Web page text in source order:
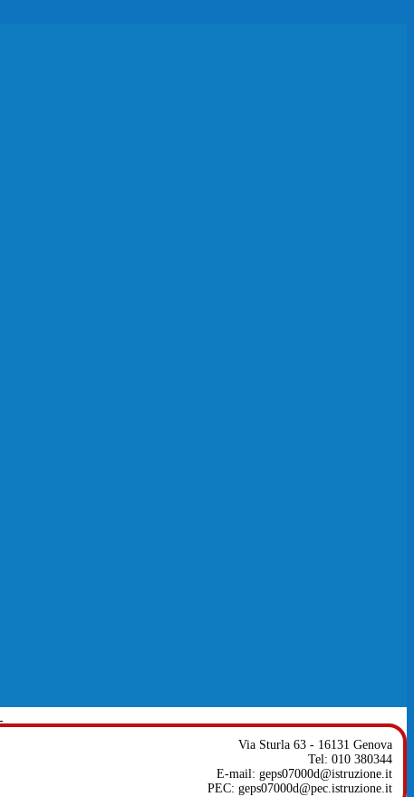
Via Sturla 63 - 16131 Genova
Tel: 010 380344
E-mail: geps07000d@istruzione.it
PEC: geps07000d@pec.istruzione.it